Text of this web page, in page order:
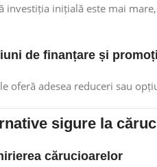
investiția inițială este mai
de finanțare și
oferă adesea reduceri sau
sigure la
cărucioarelor